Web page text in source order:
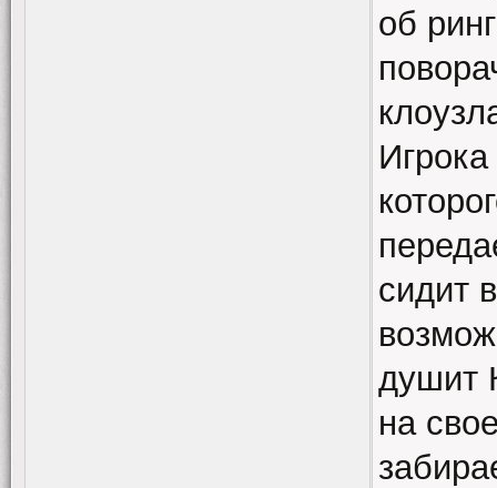
об
сидит
душит
на